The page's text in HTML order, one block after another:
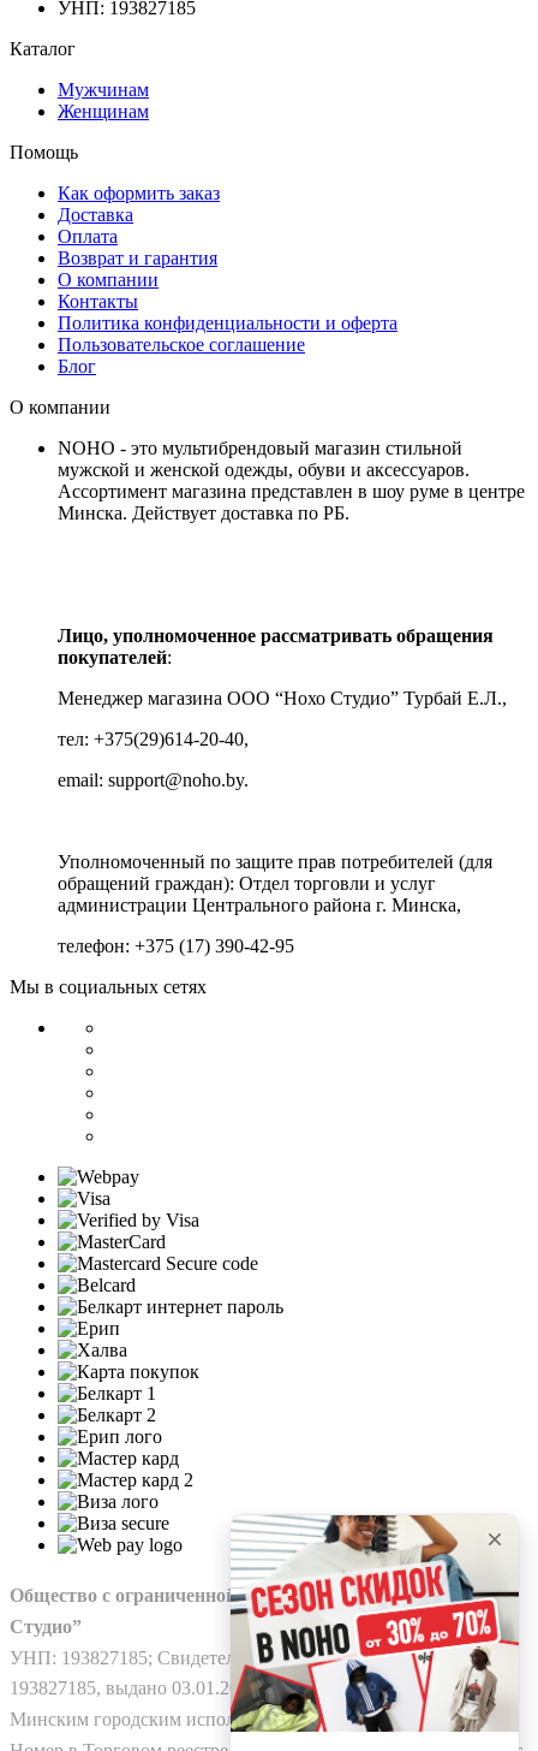
УНП: 193827185
Каталог
Мужчинам
Женщинам
Помощь
Как оформить заказ
Доставка
Оплата
Возврат и гарантия
О компании
Контакты
Политика конфиденциальности и оферта
Пользовательское соглашение
Блог
О компании
NOHO - это мультибрендовый магазин стильной
мужской и женской одежды, обуви и аксессуаров.
Ассортимент магазина представлен в шоу руме в центре
Минска. Действует доставка по РБ.
Лицо, уполномоченное рассматривать обращения
покупателей:
Менеджер магазина ООО “Нохо Студио” Турбай Е.Л.,
тел: +375(29)614-20-40,
email: support@noho.by.
Уполномоченный по защите прав потребителей (для
обращений граждан): Отдел торговли и услуг
администрации Центрального района г. Минска,
телефон: +375 (17) 390-42-95
Мы в социальных сетях
Общество с ограниченной ответственностью “Нохо
Студио”
УНП: 193827185; Свидетельство о гос. регистрации №
193827185, выдано 03.01.2025
Минским городским исполнительным комитетом.